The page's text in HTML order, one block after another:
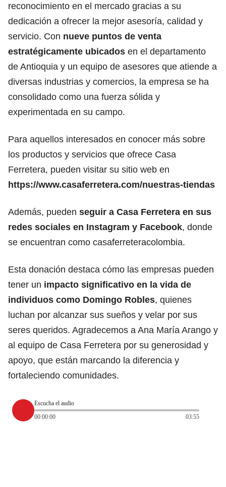
reconocimiento en el mercado gracias a su
dedicación a ofrecer la mejor asesoría, calidad y
servicio. Con nueve puntos de venta
estratégicamente ubicados en el departamento
de Antioquia y un equipo de asesores que atiende a
diversas industrias y comercios, la empresa se ha
consolidado como una fuerza sólida y
experimentada en su campo.
Para aquellos interesados en conocer más sobre
los productos y servicios que ofrece Casa
Ferretera, pueden visitar su sitio web en
https://www.casaferretera.com/nuestras-tiendas
Además, pueden seguir a Casa Ferretera en sus
redes sociales en Instagram y Facebook, donde
se encuentran como casaferreteracolombia.
Esta donación destaca cómo las empresas pueden
tener un impacto significativo en la vida de
individuos como Domingo Robles, quienes
luchan por alcanzar sus sueños y velar por sus
seres queridos. Agradecemos a Ana María Arango y
al equipo de Casa Ferretera por su generosidad y
apoyo, que están marcando la diferencia y
fortaleciendo comunidades.
Escucha el audio
00:00:00
03:55